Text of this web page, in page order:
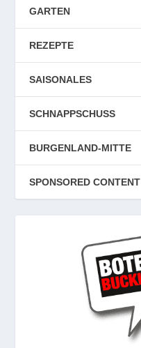
GARTEN
REZEPTE
SAISONALES
SCHNAPPSCHUSS
BURGENLAND-MITTE
SPONSORED CONTENT